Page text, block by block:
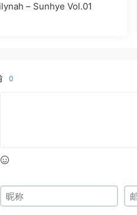
– Sunhye Vol.01
0